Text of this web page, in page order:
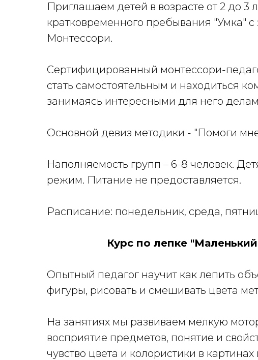
Приглашаем детей в возрасте от 2 до 3
кратковременного пребывания "Умка"
Монтессори.
Сертифицированный монтессори-
стать самостоятельным и находиться
занимаясь интересными для него
Основной девиз методики - "Помоги
Наполняемость групп – 6-8 человек.
режим. Питание не предоставляется.
Расписание: понедельник, среда,
Курс по лепке
Опытный педагог научит как лепить
фигуры, рисовать и смешивать цвета
На занятиях мы развиваем мелкую
восприятие предметов, понятие и
чувство цвета и колористики в